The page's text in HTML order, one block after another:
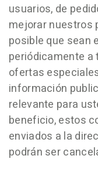
usuarios, de
mejorar nuestros
posible que sean
periódicamente a
ofertas
información
relevante para
beneficio, estos
enviados a la
podrán ser